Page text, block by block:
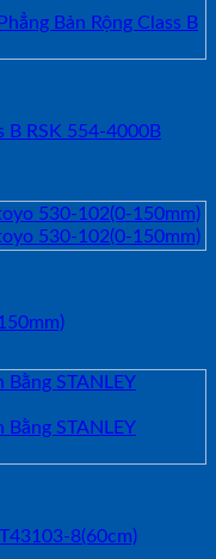
B RSK 554-4000B
8(60cm)